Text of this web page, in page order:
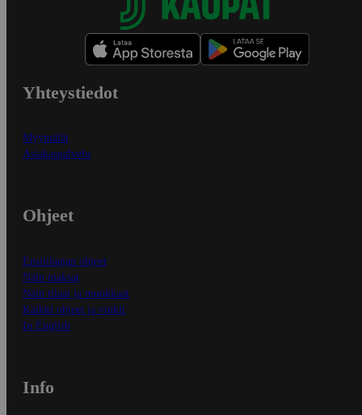
Yhteystiedot
Myymälät
Asiakaspalvelu
Ohjeet
Ensitilaajan ohjeet
Näin maksat
Näin tilaat ja muokkaat
Kaikki ohjeet ja vinkit
In English
Info